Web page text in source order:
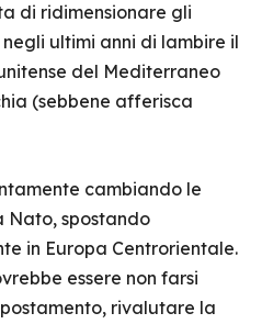
di ridimensionare gli
ultimi anni di lambire il
del Mediterraneo
(sebbene afferisca
cambiando le
Nato, spostando
in Europa Centrorientale.
essere non farsi
rivalutare la